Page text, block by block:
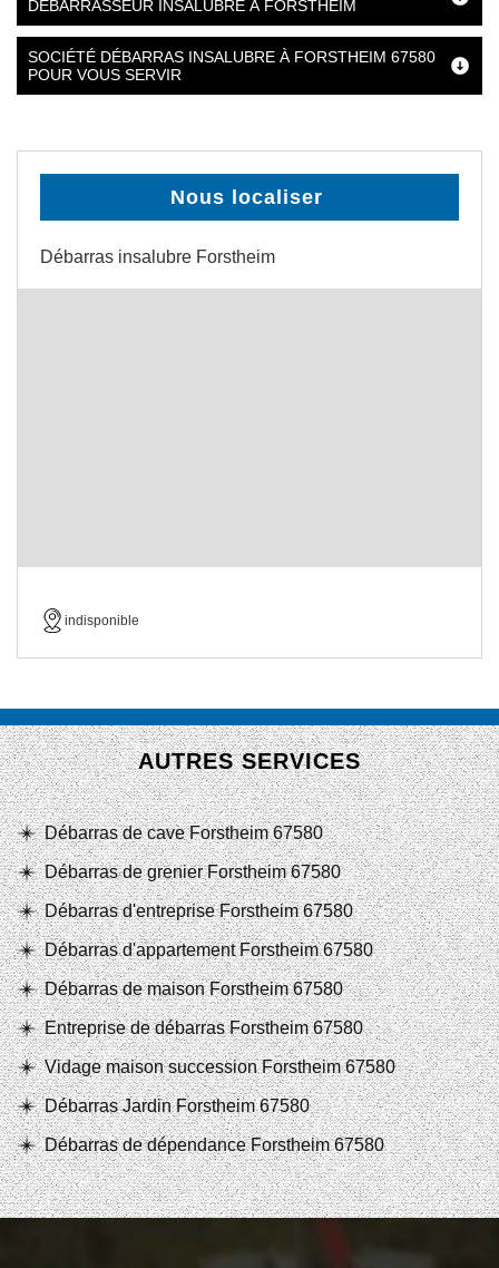
DÉBARRASSEUR INSALUBRE À FORSTHEIM
SOCIÉTÉ DÉBARRAS INSALUBRE À FORSTHEIM 67580
POUR VOUS SERVIR
Nous localiser
Débarras insalubre Forstheim
indisponible
AUTRES SERVICES
Débarras de cave Forstheim 67580
Débarras de grenier Forstheim 67580
Débarras d'entreprise Forstheim 67580
Débarras d'appartement Forstheim 67580
Débarras de maison Forstheim 67580
Entreprise de débarras Forstheim 67580
Vidage maison succession Forstheim 67580
Débarras Jardin Forstheim 67580
Débarras de dépendance Forstheim 67580